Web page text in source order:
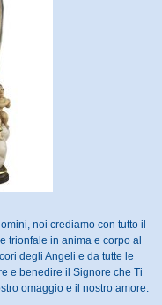
noi crediamo con tutto il
trionfale in anima e corpo al
degli Angeli e da tutte le
e benedire il Signore che Ti
omaggio e il nostro amore.